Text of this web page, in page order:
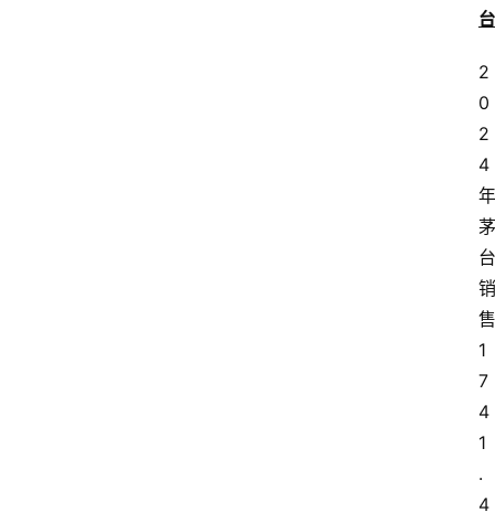
台
2
0
2
4
年
茅
台
销
售
1
7
4
1
.
4